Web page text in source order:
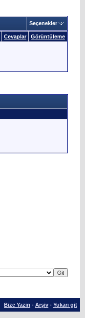
Seçenekler
Cevaplar Görüntüleme
Bize Yazin - Arşiv - Yukarı git